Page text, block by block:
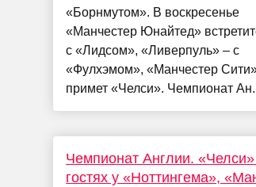
«Борнмутом». В воскресенье
«Манчестер Юнайтед»
с «Лидсом», «Ливерпуль» – с
«Фулхэмом», «Манчестер
примет «Челси». Чемпионат
Чемпионат Англии.
гостях у «Ноттингема»,